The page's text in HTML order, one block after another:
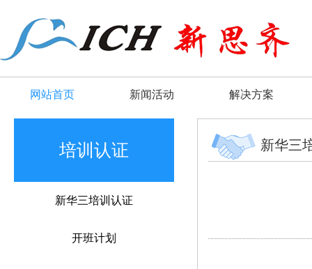
网站首页 新闻活动 解决方案
培训认证
新华三培训认证
开班计划
新华三